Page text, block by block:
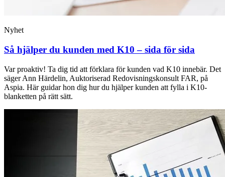
Nyhet
Så hjälper du kunden med K10 – sida för sida
Var proaktiv! Ta dig tid att förklara för kunden vad K10 innebär. Det
säger Ann Härdelin, Auktoriserad Redovisningskonsult FAR, på
Aspia. Här guidar hon dig hur du hjälper kunden att fylla i K10-
blanketten på rätt sätt.